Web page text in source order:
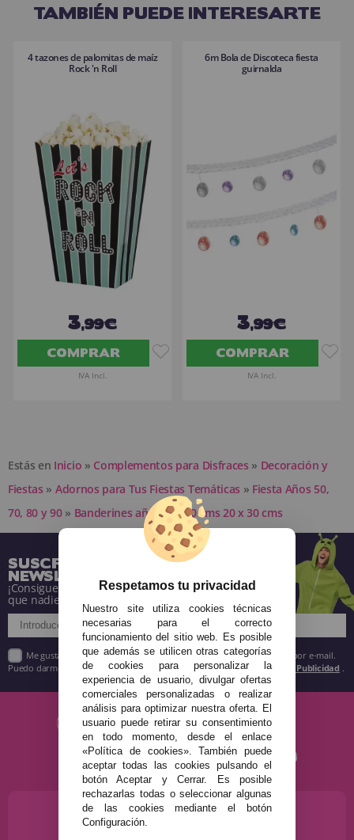
TAMBIÉN PUEDE INTERESARTE
4 tazones de palomitas de maíz
Rock 'n Roll
3,99€
COMPRAR
IVA Incl.
6m Bola de Discoteca fiesta
guirnalda
3,99€
COMPRAR
IVA Incl.
Estás en Inicio » Complementos para Disfraces » Decoración y
Fiestas » Adornos para Tus Fiestas Temáticas » Fiesta Años 50,
70, 80 y 90 » Banderines años 90 300 cms 20 x 30 cms
SUSCRÍBETE A NUESTRA
NEWSLETTER
¡Consigue descuentos y entérate de todo antes
que nadie!
Me gustaría recibir descuentos exclusivos, novedades y tendencias por e-mail.
Puedo darme de baja cuando quiera según lo recogido en la Política de Publicidad .
¿NECESITAS AYUDA?
Respetamos tu privacidad
Nuestro site utiliza cookies técnicas
necesarias para el correcto
funcionamiento del sitio web. Es posible
que además se utilicen otras categorías
de cookies para personalizar la
experiencia de usuario, divulgar ofertas
comerciales personalizadas o realizar
análisis para optimizar nuestra oferta. El
usuario puede retirar su consentimiento
en todo momento, desde el enlace
«Política de cookies». También puede
aceptar todas las cookies pulsando el
botón Aceptar y Cerrar. Es posible
rechazarlas todas o seleccionar algunas
de las cookies mediante el botón
Configuración.